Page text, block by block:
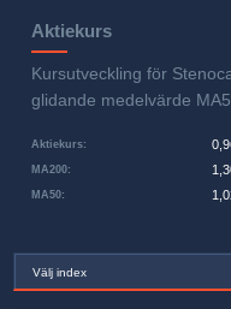
Aktiekurs
Kursutveckling för
glidande medelvärde
Aktiekurs:
MA50:
MA200:
Välj index